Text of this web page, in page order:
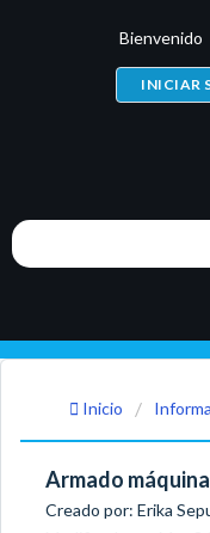
Bienvenido
INICIAR
Inicio
Armado
Creado por: Erika